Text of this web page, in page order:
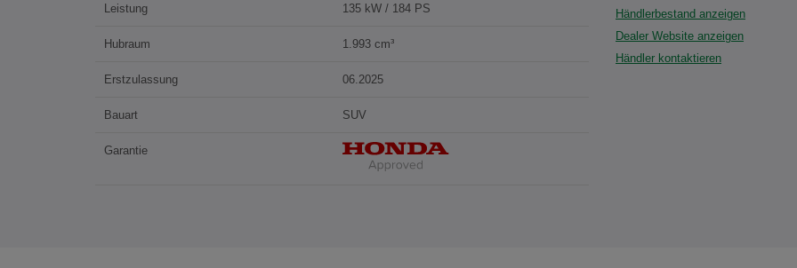
Leistung 135 kW / 184 PS
Hubraum 1.993 cm³
Erstzulassung 06.2025
Bauart SUV
Garantie
Händlerbestand anzeigen
Dealer Website anzeigen
Händler kontaktieren